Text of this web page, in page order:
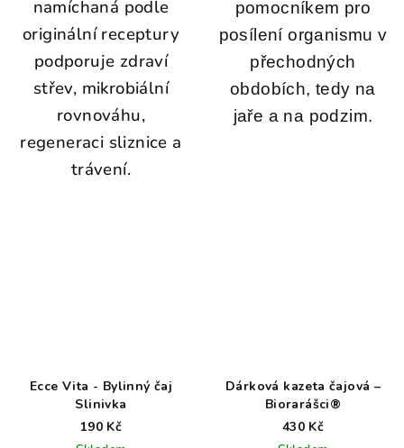
namíchaná podle
originální receptury
podporuje zdraví
střev, mikrobiální
rovnováhu,
regeneraci sliznice a
trávení.
pomocníkem pro
posílení organismu v
přechodných
obdobích, tedy na
jaře a na podzim.
Ecce Vita - Bylinný čaj
Slinivka
190 Kč
Dárková kazeta čajová –
Biorarášci®
430 Kč